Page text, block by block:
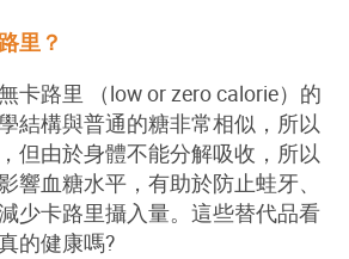
里？
卡路里 （low orzero calorie）的
結構與普通的糖非常相似，所以
但由於身體不能分解吸收，所以
響血糖水平，有助於防止蛙牙、
少卡路里攝入量。這些替代品看
的健康嗎?